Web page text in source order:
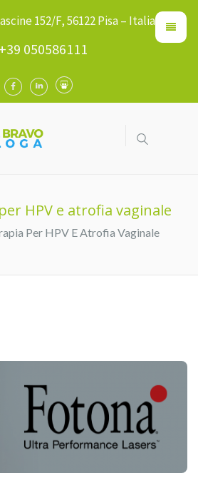
152/F, 56122 Pisa – Italia
+39 050586111
HPV e atrofia vaginale
Per HPV E Atrofia Vaginale